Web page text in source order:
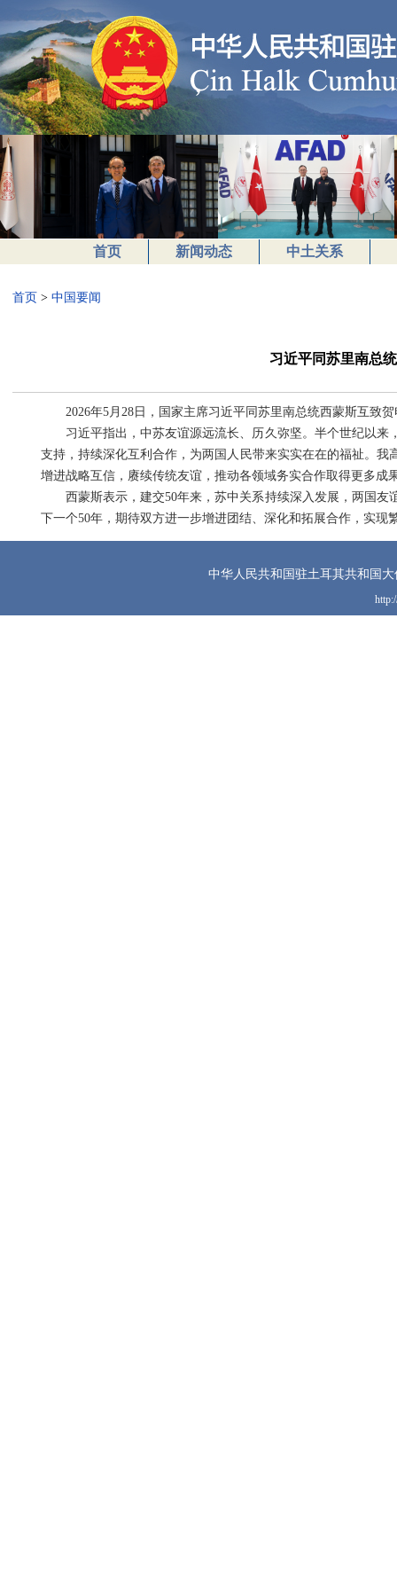
首页 新闻动态 中土关系
首页 > 中国要闻
习近平同苏里南总
2026年5月28日，国家主席习近平同苏里南总统西蒙斯互致
习近平指出，中苏友谊源远流长、历久弥坚。半个世纪以
支持，持续深化互利合作，为两国人民带来实实在在的福祉。
增进战略互信，赓续传统友谊，推动各领域务实合作取得更多成
西蒙斯表示，建交50年来，苏中关系持续深入发展，两国
下一个50年，期待双方进一步增进团结、深化和拓展合作，实现
中华人民共和国驻土耳其共和国大